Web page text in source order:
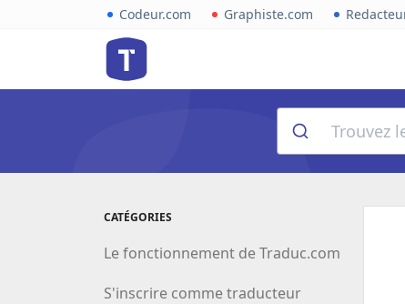
Codeur.com Graphiste.com
CATÉGORIES
Le fonctionnement de Traduc.com
S'inscrire comme traducteur